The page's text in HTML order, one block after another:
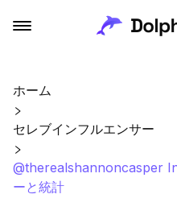
ホーム
セレブインフルエンサー
@therealshannoncasper
ーと統計